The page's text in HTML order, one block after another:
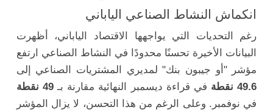
انكماش النشاط الصناعي الياباني
رغم التحديات التي يواجهها الاقتصاد الياباني، أظهرت
البيانات الأخيرة تحسنًا محدودًا في النشاط الصناعي ارتفع
مؤشر "أو جيبون بنك" لمديري المشتريات الصناعي إلى
49.6 نقطة
في قراءة ديسمبر النهائية مقارنة بـ49 نقطة
في نوفمبر. وعلى الرغم من هذا التحسن، لا يزال المؤشر